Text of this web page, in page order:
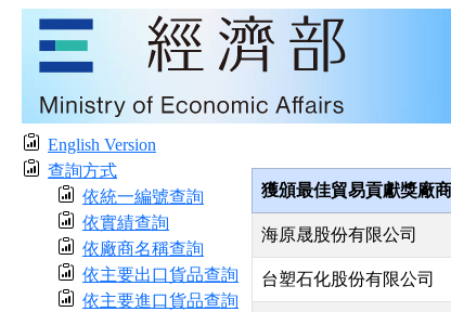
English Version
查詢方式
依統一編號查詢
依實績查詢
依廠商名稱查詢
依主要出口貨品查詢
依主要進口貨品查詢
獲頒最佳貿易貢獻獎廠
海原晟股份有限公司
台塑石化股份有限公司